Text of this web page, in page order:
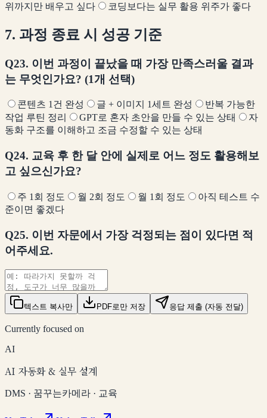
위까지만 배우고 싶다
코딩보다는 실무 활용 위주가 좋다
7. 과정 종료 시 성공 기준
Q23. 이번 과정이 끝났을 때 가장 만족스러울 결과
는 무엇인가요? (1개 선택)
콘텐츠 1건 완성 글 + 이미지 1세트 완성
반복 가능한
작업 루틴 정리
GPT로 혼자 초안을 만들 수 있는 상태
자
동화 구조를 이해하고 조금 수정할 수 있는 상태
Q24. 교육 후 한 달 안에 실제로 어느 정도 활용해보
고 싶으신가요?
주 1회 정도 월 2회 정도 월 1회 정도
아직 테스트 수
준이면 좋겠다
Q25. 이번 자문에서 가장 걱정되는 점이 있다면 적
어주세요.
텍스트 복사만 PDF로만 저장 응답 제출 (자동 전달)
Currently focused on
AI
AI 자동화 & 실무 설계
DMS · 꿈꾸는카메라 · 교육